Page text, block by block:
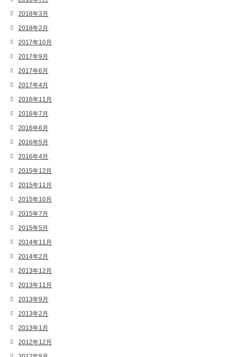
2018年3月
2018年2月
2017年10月
2017年9月
2017年6月
2017年4月
2016年11月
2016年7月
2016年6月
2016年5月
2016年4月
2015年12月
2015年11月
2015年10月
2015年7月
2015年5月
2014年11月
2014年2月
2013年12月
2013年11月
2013年9月
2013年2月
2013年1月
2012年12月